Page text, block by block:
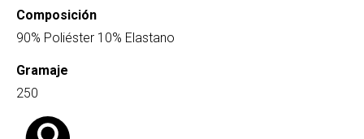
Composición
90% Poliéster 10% Elastano
Gramaje
250